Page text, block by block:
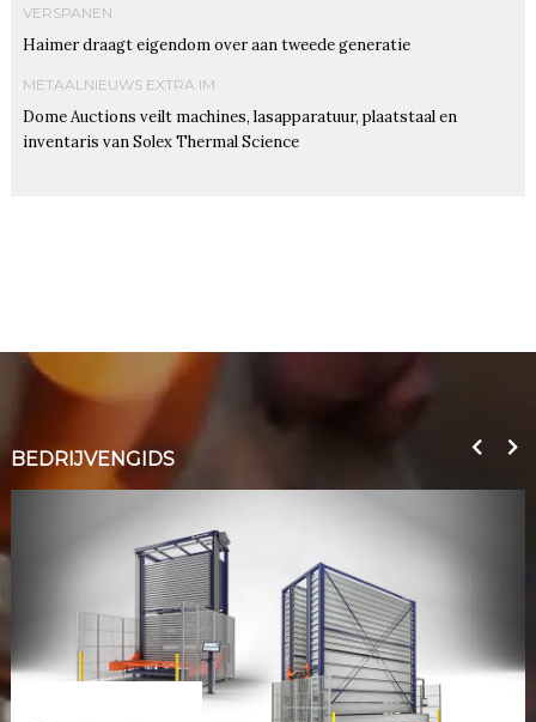
VERSPANEN
Haimer draagt eigendom over aan tweede generatie
METAALNIEUWS EXTRA IM
Dome Auctions veilt machines, lasapparatuur, plaatstaal en
inventaris van Solex Thermal Science
BEDRIJVENGIDS